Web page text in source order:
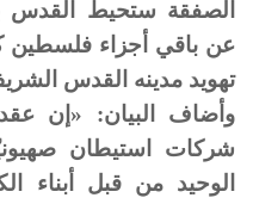
الصفقة ستحيط
عن باقي أجزاء فلسطين
تهويد مدينه القدس
وأضاف البيان: «إن
شركات استيطان
الوحيد من قبل أبناء